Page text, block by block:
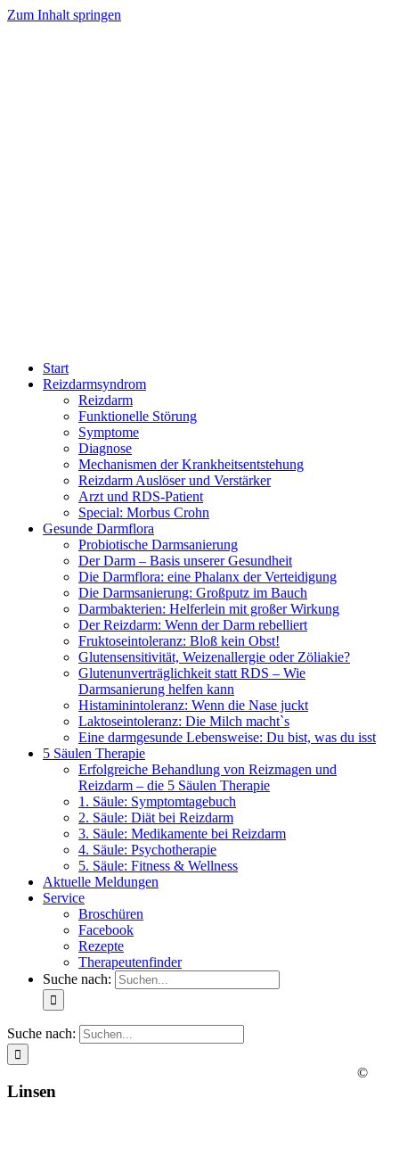
Zum Inhalt springen
Start
Reizdarmsyndrom
Reizdarm
Funktionelle Störung
Symptome
Diagnose
Mechanismen der Krankheitsentstehung
Reizdarm Auslöser und Verstärker
Arzt und RDS-Patient
Special: Morbus Crohn
Gesunde Darmflora
Probiotische Darmsanierung
Der Darm – Basis unserer Gesundheit
Die Darmflora: eine Phalanx der Verteidigung
Die Darmsanierung: Großputz im Bauch
Darmbakterien: Helferlein mit großer Wirkung
Der Reizdarm: Wenn der Darm rebelliert
Fruktoseintoleranz: Bloß kein Obst!
Glutensensitivität, Weizenallergie oder Zöliakie?
Glutenunverträglichkeit statt RDS – Wie
Darmsanierung helfen kann
Histaminintoleranz: Wenn die Nase juckt
Laktoseintoleranz: Die Milch macht`s
Eine darmgesunde Lebensweise: Du bist, was du isst
5 Säulen Therapie
Erfolgreiche Behandlung von Reizmagen und
Reizdarm – die 5 Säulen Therapie
1. Säule: Symptomtagebuch
2. Säule: Diät bei Reizdarm
3. Säule: Medikamente bei Reizdarm
4. Säule: Psychotherapie
5. Säule: Fitness & Wellness
Aktuelle Meldungen
Service
Broschüren
Facebook
Rezepte
Therapeutenfinder
Suche nach:
Suche nach:
Linsen
©